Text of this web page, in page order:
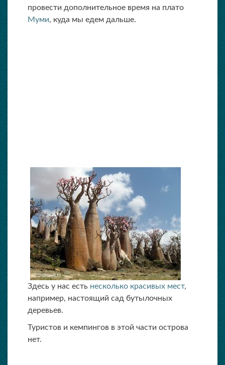
провести дополнительное время на плато
Муми, куда мы едем дальше.
Здесь у нас есть несколько красивых мест,
например, настоящий сад бутылочных
деревьев.
Туристов и кемпингов в этой части острова
нет.